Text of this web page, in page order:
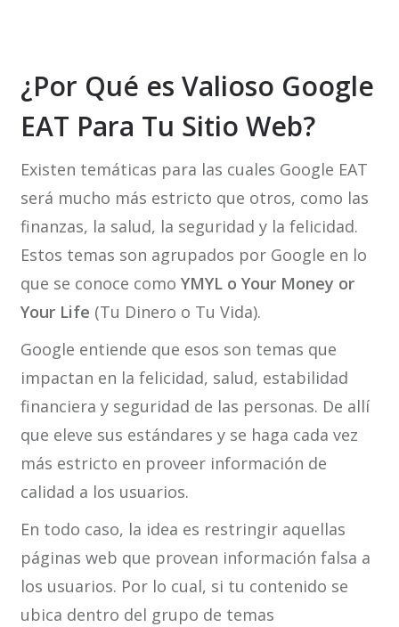
¿Por Qué es Valioso Google
EAT Para Tu Sitio Web?
Existen temáticas para las cuales Google EAT
será mucho más estricto que otros, como las
finanzas, la salud, la seguridad y la felicidad.
Estos temas son agrupados por Google en lo
que se conoce como YMYL o Your Money or
Your Life (Tu Dinero o Tu Vida).
Google entiende que esos son temas que
impactan en la felicidad, salud, estabilidad
financiera y seguridad de las personas. De allí
que eleve sus estándares y se haga cada vez
más estricto en proveer información de
calidad a los usuarios.
En todo caso, la idea es restringir aquellas
páginas web que provean información falsa a
los usuarios. Por lo cual, si tu contenido se
ubica dentro del grupo de temas